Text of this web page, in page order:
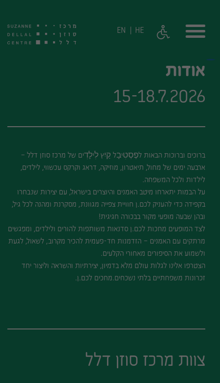
HE
EN
אודות
15-18.7.2026
ברוכים וברוכות הבאות לפֶסְטִיבָל קַיִץ לִילָדִים של מרכז סוזן דלל –
ארבעה ימים של מחול, תיאטרון, מוזיקה, דראג וקרקס עכשווי, לילדים,
לילדות ולכל המשפחה.
על הבמות יתארחו מיטב האמנים והיוצרים בישראל, עם יצירות שנבחרו
בקפידה כדי להעניק לכם.ן חוויית צפייה מגוונת, מסקרנת ומהנה לכל גיל,
ובהן שבעה מופעי מקור בבכורה חגיגית!
לצד המופעים מחכות לכם.ן סדנאות משותפות להורים ולילדים, ומפגשים
מרתקים עם האמנים – הזדמנות חד-פעמית להכיר מקרוב, לשאול, לגעת
ולשמוע את הסיפורים מאחורי הקלעים.
הצטרפו אלינו לגלות עולם מלא בדמיון, יצירתיות והשראה וליצור יחד
זכרונות משפחתיים בלתי נשכחים.מחכים לכם.ן.
צוות מרכז סוזן דלל